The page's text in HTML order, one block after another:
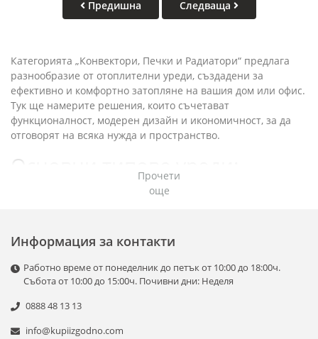
Предишна Следваща
Категорията „Конвектори, Печки и Радиатори“ предлага
разнообразие от отоплителни уреди, създадени за
ефективно и комфортно затопляне на вашия дом или офис.
Тук ще намерите решения, които съчетават
функционалност, модерен дизайн и икономичност, за да
отговорят на всяка нужда и пространство.
Основни типове уреди:
Енергийно ефективни модели с електронно
Подходящи за монтаж на стена или поставяне на
Прочети
още
Информация за контакти
Работно време от понеделник до петък от 10:00 до 18:00ч.
Събота от 10:00 до 15:00ч. Почивни дни: Неделя
0888 48 13 13
info@kupiizgodno.com